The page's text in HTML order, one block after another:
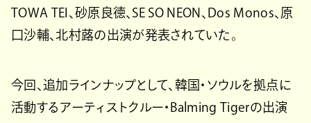
TOWA TEI、砂原良徳、SE SO NEON、Dos Monos、原
口沙輔、北村蕗の出演が発表されていた。
今回、追加ラインナップとして、韓国・ソウルを拠点に
活動するアーティストクルー・Balming Tigerの出演